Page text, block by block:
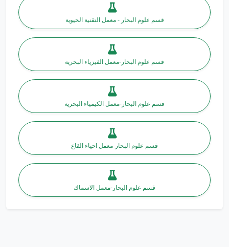
قسم علوم البحار - معمل التقنية الحيوية
قسم علوم البحار-معمل الفيزياء البحرية
قسم علوم البحار-معمل الكيمياء البحرية
قسم علوم البحار-معمل احياء القاع
قسم علوم البحار-معمل الاسماك